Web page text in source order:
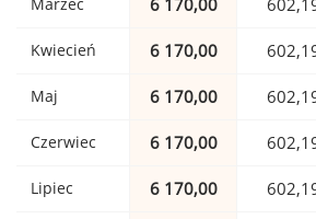
6 170,00
Kwiecień 6 170,00
Maj 6 170,00
Czerwiec 6 170,00
Lipiec 6 170,00